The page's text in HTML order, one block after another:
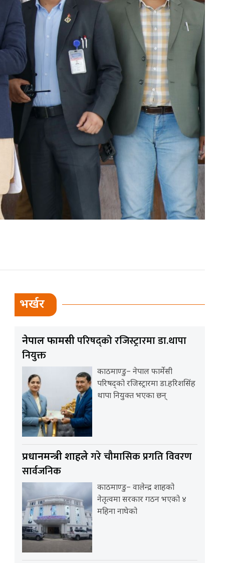
भर्खर
नेपाल फार्मेसीपरिषद्को रजिस्ट्रारमा डा.थापा
नियुक्त
काठमाण्डु– नेपाल फार्मेसी
परिषद्को रजिस्ट्रारमा डा.हरिशसिंह
थापा नियुक्त भएका छन्
प्रधानमन्त्री शाहलेगरे चौमासिक प्रगति विवरण
सार्वजनिक
काठमाण्डु– वालेन्द्र शाहको
नेतृत्वमा सरकार गठन भएको ४
महिना नाघेको